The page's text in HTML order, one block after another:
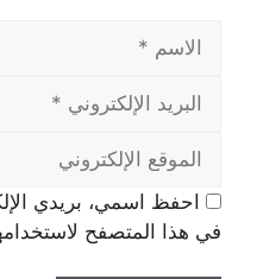
الإلكتروني
الإلكتروني
احفظ اسمي، بريدي
في هذا المتصفح